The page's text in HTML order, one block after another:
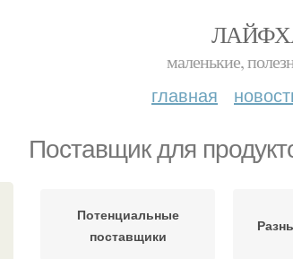
маленькие,
главная
Поставщик для
Потенциальные
поставщики